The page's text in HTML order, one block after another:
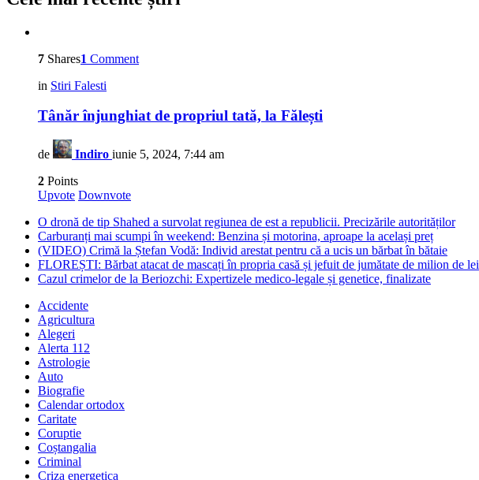
7 Shares1 Comment
in Stiri Falesti
Tânăr înjunghiat de propriul tată, la Fălești
de Indiro iunie 5, 2024, 7:44 am
2 Points
Upvote Downvote
O dronă de tip Shahed a survolat regiunea de est a republicii. Precizările autorităților
Carburanți mai scumpi în weekend: Benzina și motorina, aproape la același preț
(VIDEO) Crimă la Ștefan Vodă: Individ arestat pentru că a ucis un bărbat în bătaie
FLOREȘTI: Bărbat atacat de mascați în propria casă și jefuit de jumătate de milion de lei
Cazul crimelor de la Beriozchi: Expertizele medico-legale și genetice, finalizate
Accidente
Agricultura
Alegeri
Alerta 112
Astrologie
Auto
Biografie
Calendar ortodox
Caritate
Coruptie
Coștangalia
Criminal
Criza energetica